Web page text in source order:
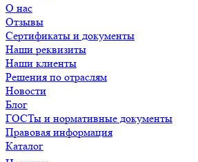
О нас
Отзывы
Сертификаты и документы
Наши реквизиты
Наши клиенты
Решения по отраслям
Новости
Блог
ГОСТы и нормативные документы
Правовая информация
Каталог